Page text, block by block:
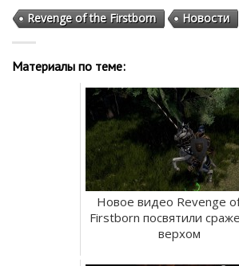
Revenge of the Firstborn Новости
Материалы по теме:
Новое видео Revenge
Firstborn посвятили
верхом